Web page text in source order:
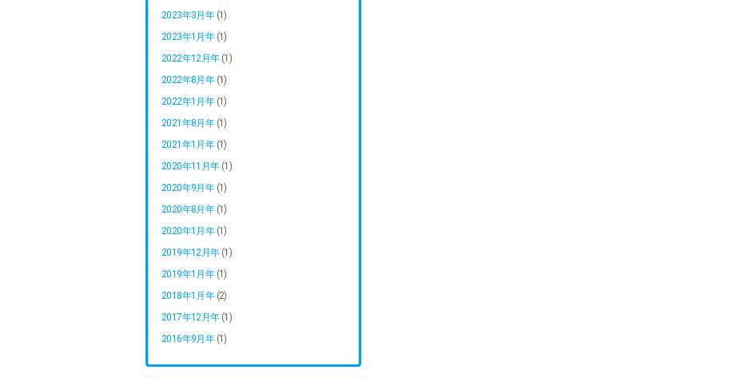
2023年3月年(1)
2023年1月年(1)
2022年12月年(1)
2022年8月年(1)
2022年1月年(1)
2021年8月年(1)
2021年1月年(1)
2020年11月年(1)
2020年9月年(1)
2020年8月年(1)
2020年1月年(1)
2019年12月年(1)
2019年1月年(1)
2018年1月年(2)
2017年12月年(1)
2016年9月年(1)